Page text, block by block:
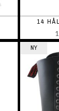
14
NY